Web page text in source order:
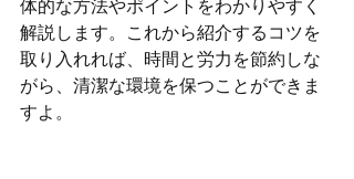
体的な方法やポイントをわかりやすく
解説します。これから紹介するコツを
取り入れれば、時間と労力を節約しな
がら、清潔な環境を保つことができま
すよ。